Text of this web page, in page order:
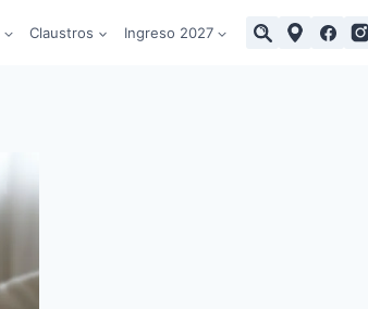
Claustros Ingreso 2027